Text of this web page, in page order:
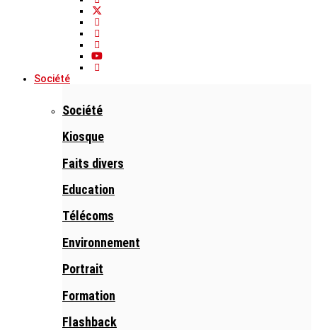
Société
Société
Kiosque
Faits divers
Education
Télécoms
Environnement
Portrait
Formation
Flashback